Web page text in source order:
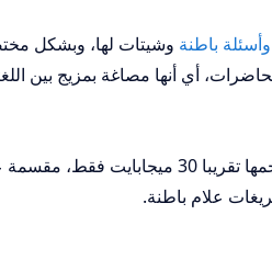
وأسئلة باطنة وشيتات لها، وبشكل
أي أنها مصاغة بمزيج بين
وأيضا قبل الولوج إلى تحميل الملفات نشير بأنها في مجموعها يبلغ حجمها تقريبا 30
علام باطنة.